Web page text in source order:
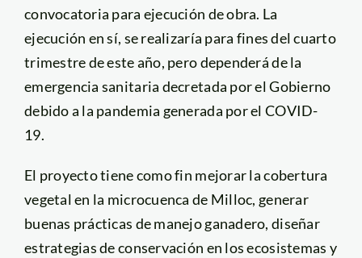
convocatoria para ejecución de obra. La
ejecución en sí, se realizaría para fines del cuarto
trimestre de este año, pero dependerá de la
emergencia sanitaria decretada por el Gobierno
debido a la pandemia generada por el COVID-
19.
El proyecto tiene como fin mejorar la cobertura
vegetal en la microcuenca de Milloc, generar
buenas prácticas de manejo ganadero, diseñar
estrategias de conservación en los ecosistemas y